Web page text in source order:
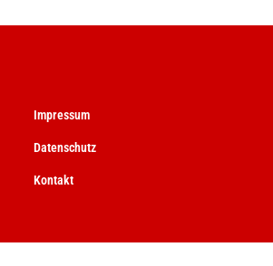
Impressum
Datenschutz
Kontakt